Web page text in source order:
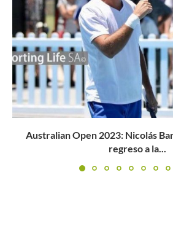
Buscar